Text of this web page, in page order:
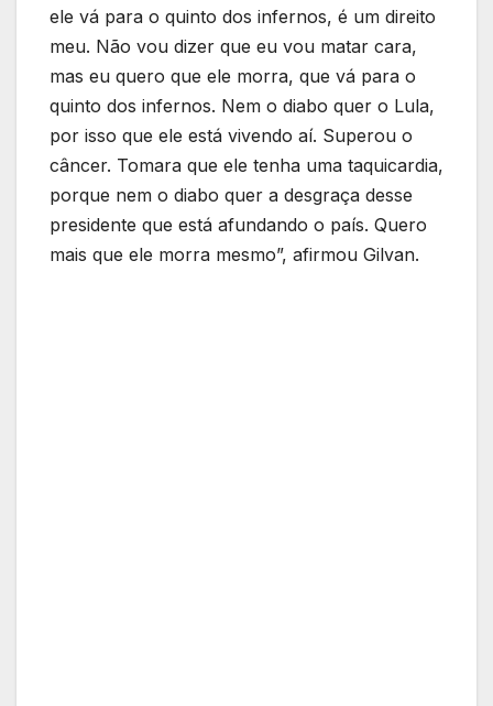
ele vá para o quinto dos infernos, é um direito
meu. Não vou dizer que eu vou matar cara,
mas eu quero que ele morra, que vá para o
quinto dos infernos. Nem o diabo quer o Lula,
por isso que ele está vivendo aí. Superou o
câncer. Tomara que ele tenha uma taquicardia,
porque nem o diabo quer a desgraça desse
presidente que está afundando o país. Quero
mais que ele morra mesmo”, afirmou Gilvan.